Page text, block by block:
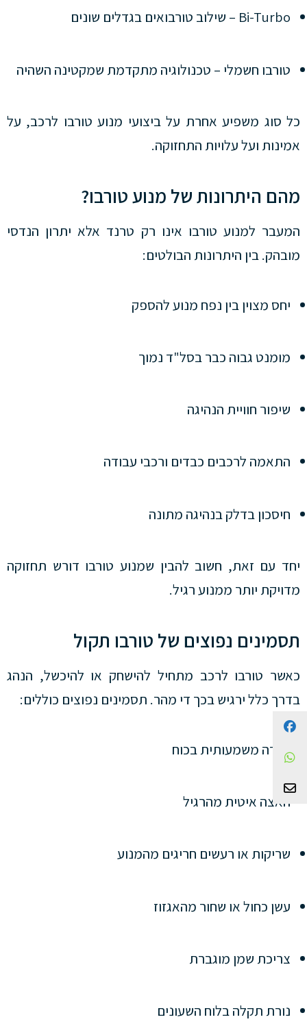
Bi-Turbo – שילוב טורבואים בגדלים שונים
טורבו חשמלי – טכנולוגיה מתקדמת שמקטינה השהיה
כל סוג משפיע אחרת על ביצועי מנוע טורבו לרכב, על
אמינות ועל עלויות התחזוקה.
מהם היתרונות של מנוע טורבו?
המעבר למנוע טורבו אינו רק טרנד אלא יתרון הנדסי
מובהק. בין היתרונות הבולטים:
יחס מצוין בין נפח מנוע להספק
מומנט גבוה כבר בסל"ד נמוך
שיפור חוויית הנהיגה
התאמה לרכבים כבדים ורכבי עבודה
חיסכון בדלק בנהיגה מתונה
יחד עם זאת, חשוב להבין שמנוע טורבו דורש תחזוקה
מדויקת יותר ממנוע רגיל.
תסמינים נפוצים של טורבו תקול
כאשר טורבו לרכב מתחיל להישחק או להיכשל, הנהג
בדרך כלל ירגיש בכך די מהר. תסמינים נפוצים כוללים:
ירידה משמעותית בכוח
האצה איטית מהרגיל
שריקות או רעשים חריגים מהמנוע
עשן כחול או שחור מהאגזוז
צריכת שמן מוגברת
נורת תקלה בלוח השעונים
WhatsApp